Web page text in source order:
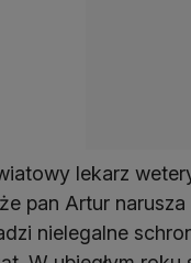
lekarz
pan Artur
nielegalne